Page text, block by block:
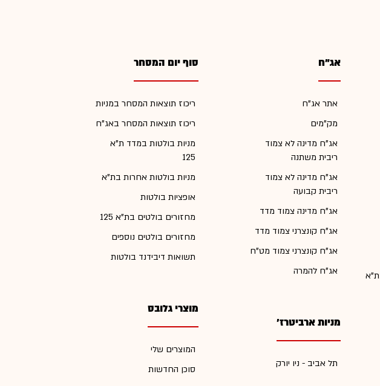
אג"ח
אתר אג"ח
מק"מים
אג"ח מדינה לא צמוד
ריבית משתנה
אג"ח מדינה לא צמוד
ריבית קבועה
אג"ח מדינה צמוד מדד
אג"ח קונצרני צמוד מדד
אג"ח קונצרני צמוד מט"ח
אג"ח להמרה
מניות ארביטרז'
תל אביב - ניו יורק
סוף יום המסחר
ריכוז תוצאות המסחר במניות
ריכוז תוצאות המסחר באג"ח
מניות בולטות במדד ת"א
125
מניות בולטות אחרות בת"א
אופציות בולטות
מחזורים בולטים בת"א 125
מחזורים בולטים נוספים
תשואות דיבידנד בולטות
מוצרי גלובס
המוצרים שלי
סוכן החדשות